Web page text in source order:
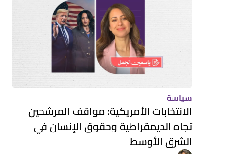
سياسة
الانتخابات الأمريكية: مواقف المرشحين
تجاه الديمقراطية وحقوق الإنسان في
الشرق الأوسط